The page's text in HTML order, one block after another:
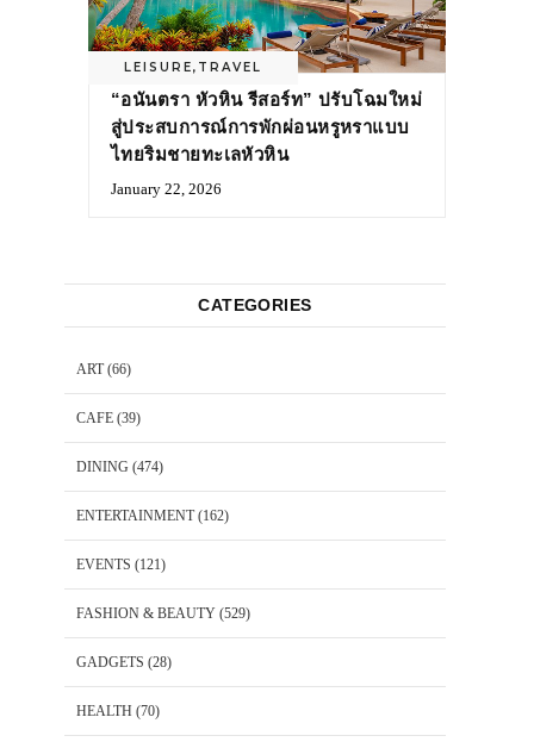
LEISURE, TRAVEL
“อนันตรา หัวหิน รีสอร์ท” ปรับโฉมใหม่
สู่ประสบการณ์การพักผ่อนหรูหราแบบ
ไทยริมชายทะเลหัวหิน
January 22, 2026
CATEGORIES
ART(66)
CAFE (39)
DINING (474)
ENTERTAINMENT(162)
EVENTS (121)
FASHION & BEAUTY (529)
GADGETS (28)
HEALTH (70)